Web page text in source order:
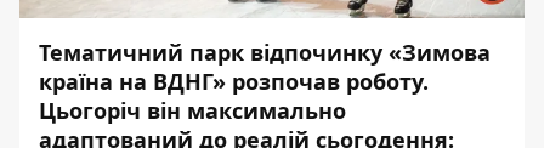
Тематичний парк відпочинку «Зимова
країна на ВДНГ» розпочав роботу.
Цьогоріч він максимально
адаптований до реалій сьогодення: